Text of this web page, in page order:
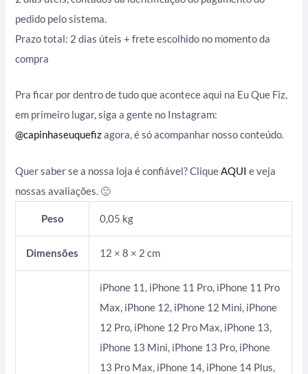
pedido pelo sistema.
Prazo total: 2 dias úteis + frete escolhido no momento da
compra
Pra ficar por dentro de tudo que acontece aqui na Eu Que Fiz,
em primeiro lugar, siga a gente no Instagram:
@capinhaseuquefizagora, é só acompanhar nosso conteúdo.
Quer saber se a nossa loja é confiável? CliqueAQUI e veja
nossas avaliações. 🙂
Peso 0,05 kg
Dimensões 12 × 8 × 2 cm
iPhone 11, iPhone 11 Pro, iPhone 11 Pro
Max, iPhone 12, iPhone 12 Mini, iPhone
12 Pro, iPhone 12 Pro Max, iPhone 13,
iPhone 13 Mini, iPhone 13 Pro, iPhone
13 Pro Max, iPhone 14, iPhone 14 Plus,